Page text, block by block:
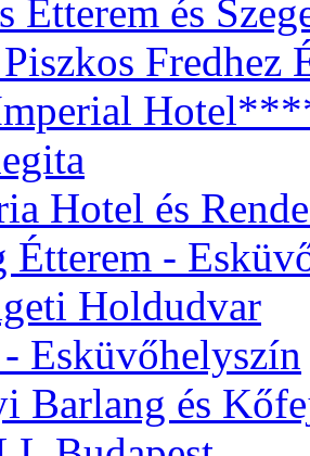
Étterem és
Fredhez
Hotel és
Étterem -
Holdudvar
Esküvőhelyszín
Barlang és